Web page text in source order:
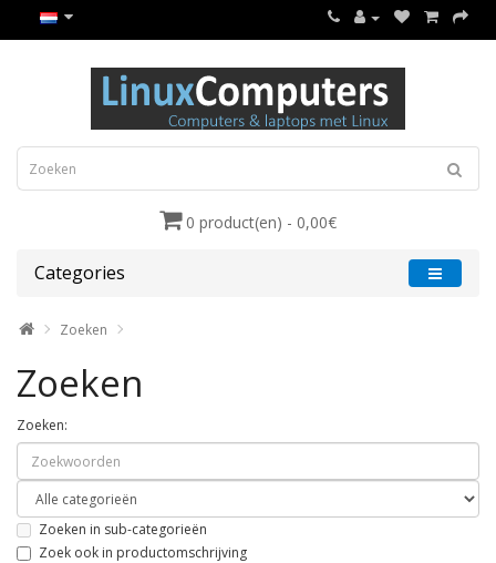
0 product(en) - 0,00€
Categories
Zoeken
Zoeken
Zoeken:
Zoeken in sub-categorieën
Zoek ook in productomschrijving